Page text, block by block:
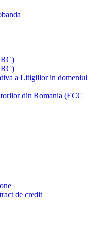
a Litigiilor in domeniul
din Romania (ECC
de credit